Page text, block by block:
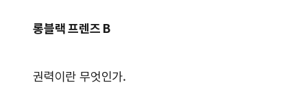
롱블랙 프렌즈 B
권력이란 무엇인가.